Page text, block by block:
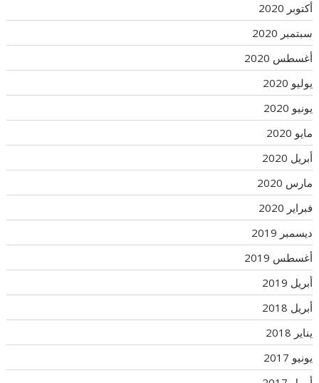
أكتوبر 2020
سبتمبر 2020
أغسطس 2020
يوليو 2020
يونيو 2020
مايو 2020
أبريل 2020
مارس 2020
فبراير 2020
ديسمبر 2019
أغسطس 2019
أبريل 2019
أبريل 2018
يناير 2018
يونيو 2017